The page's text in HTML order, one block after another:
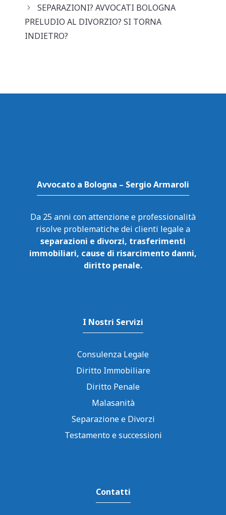
p
p
o
o
di
SEPARAZIONI? AVVOCATI BOLOGNA
PRELUDIO AL DIVORZIO? SI TORNA
INDIETRO?
Avvocato a Bologna – Sergio Armaroli
Da 25 anni con attenzione e professionalità
separazioni e divorzi, trasferimenti
immobiliari, cause di risarcimento danni,
diritto penale.
I Nostri Servizi
Consulenza Legale
Diritto Immobiliare
Diritto Penale
Malasanità
Separazione e Divorzi
Testamento e successioni
Contatti